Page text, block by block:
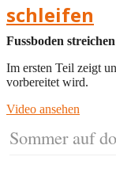
schleifen
Fussboden streichen
Im ersten Teil zeigt
vorbereitet wird.
Video ansehen
Sommer auf